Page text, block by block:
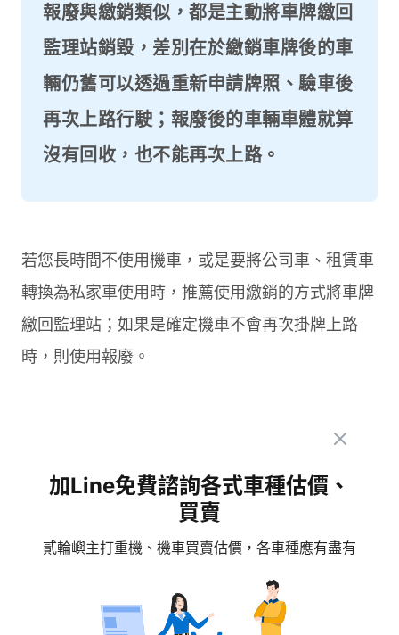
加Line免費諮詢各式車種估價、
買賣
貳輪嶼主打重機、機車買賣估價，各車種應有盡有
報廢與繳銷類似，都是主動將車牌繳回
監理站銷毀，差別在於繳銷車牌後的車
輛仍舊可以透過重新申請牌照、驗車後
再次上路行駛；報廢後的車輛車體就算
若您長時間不使用機車，或是要將公司車、租賃車
轉換為私家車使用時，推薦使用繳銷的方式將車牌
繳回監理站；如果是確定機車不會再次掛牌上路
時，則使用報廢。
可行的，因為車牌已經繳回監理所銷毀，只需
要到監理站將「繳銷」更改為「報廢」，再聯
繫合格的回收業者將機車車體回收就可以了。